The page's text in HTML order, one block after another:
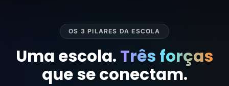
OS 3 PILARES DA ESCOLA
Uma escola. Três forças
que se conectam.